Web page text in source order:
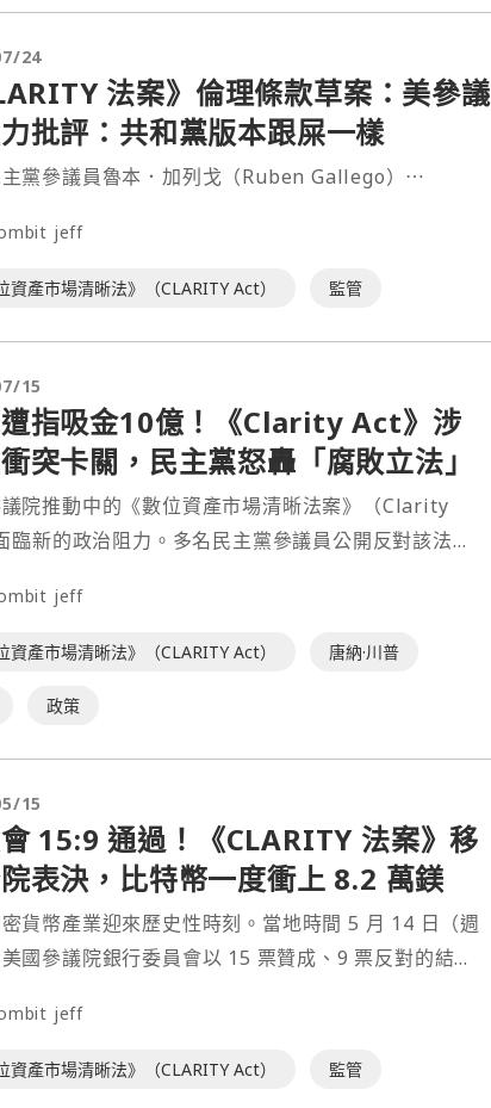
24
法案》倫理條款草案：美參議
批評：共和黨版本跟屎一樣
黨參議員魯本．加列戈（Ruben Gallego）⋯
jeff
資產市場清晰法》（CLARITY Act） 監管
15
指吸金10億！《Clarity Act》涉
突卡關，民主黨怒轟「腐敗立法」
院推動中的《數位資產市場清晰法案》（Clarity
臨新的政治阻力。多名民主黨參議員公開反對該法
示若未納入限制政府高層參與加密貨幣產業的倫理⋯
jeff
資產市場清晰法》（CLARITY Act） 唐納·川普
政策
15
15:9 通過！《CLARITY 法案》移
表決，比特幣一度衝上 8.2 萬鎂
貨幣產業迎來歷史性時刻。當地時間 5 月 14 日（週
國參議院銀行委員會以 15 票贊成、9 票反對的結
式通過了備受矚目的數位資產市場清晰法案——
Act》。該法案接下來將正式提交至參議院全體進
，標誌著聯邦層級的加密監管框架邁⋯
jeff
資產市場清晰法》（CLARITY Act） 監管